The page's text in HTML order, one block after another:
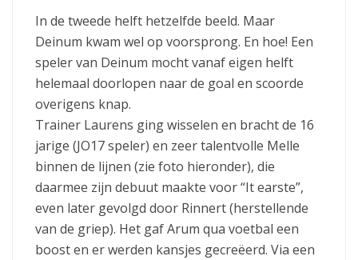
In de tweede helft hetzelfde beeld. Maar
Deinum kwam wel op voorsprong. En hoe! Een
speler van Deinum mocht vanaf eigen helft
helemaal doorlopen naar de goal en scoorde
overigens knap.
Trainer Laurens ging wisselen en bracht de 16
jarige (JO17 speler) en zeer talentvolle Melle
binnen de lijnen (zie foto hieronder), die
daarmee zijn debuut maakte voor “It earste”,
even later gevolgd door Rinnert (herstellende
van de griep). Het gaf Arum qua voetbal een
boost en er werden kansjes gecreëerd. Via een